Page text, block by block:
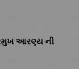
આરણ્ય ની